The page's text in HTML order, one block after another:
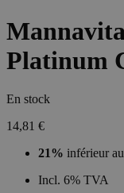
Platinum
En stock
14,81 €
21% inférieur
Incl. 6% TVA